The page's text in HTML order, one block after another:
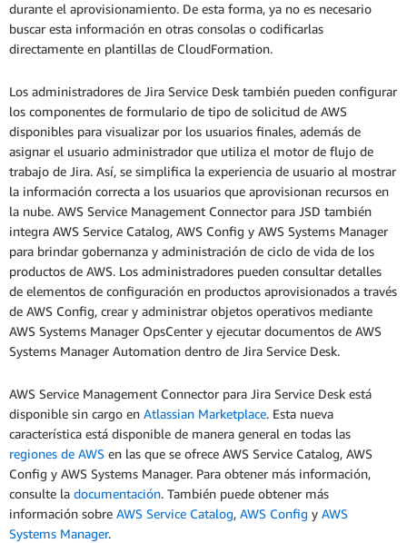
durante el aprovisionamiento. De esta forma, ya no es necesario
buscar esta información en otras consolas o codificarlas
directamente en plantillas de CloudFormation.
Los administradores de Jira Service Desk también pueden configurar
los componentes de formulario de tipo de solicitud de AWS
disponibles para visualizar por los usuarios finales, además de
asignar el usuario administrador que utiliza el motor de flujo de
trabajo de Jira. Así, se simplifica la experiencia de usuario al mostrar
la información correcta a los usuarios que aprovisionan recursos en
la nube. AWS Service Management Connector para JSD también
integra AWS Service Catalog, AWS Config y AWS Systems Manager
para brindar gobernanza y administración de ciclo de vida de los
productos de AWS. Los administradores pueden consultar detalles
de elementos de configuración en productos aprovisionados a través
de AWS Config, crear y administrar objetos operativos mediante
AWS Systems Manager OpsCenter y ejecutar documentos de AWS
Systems Manager Automation dentro de Jira Service Desk.
AWS Service Management Connector para Jira Service Desk está
disponible sin cargo en Atlassian Marketplace. Esta nueva
característica está disponible de manera general en todas las
regiones de AWS en las que se ofrece AWS Service Catalog, AWS
Config y AWS Systems Manager. Para obtener más información,
consulte la documentación. También puede obtener más
información sobre AWS Service Catalog, AWS Config y AWS
Systems Manager.